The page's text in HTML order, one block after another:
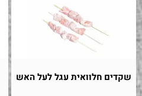
שקדים חלוואית עגל לעל האש